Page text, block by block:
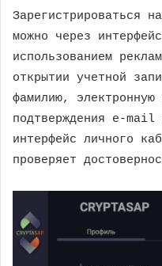
Зарегистрироваться
можно через
использованием
открытии учетной
фамилию,
подтверждения e-mail
интерфейс личного
проверяет